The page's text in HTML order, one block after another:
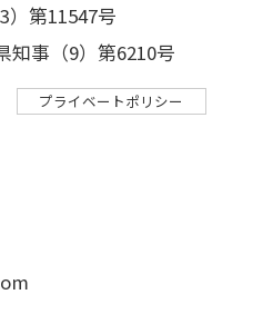
）第11547号
知事（9）第6210号
プライベートポリシー